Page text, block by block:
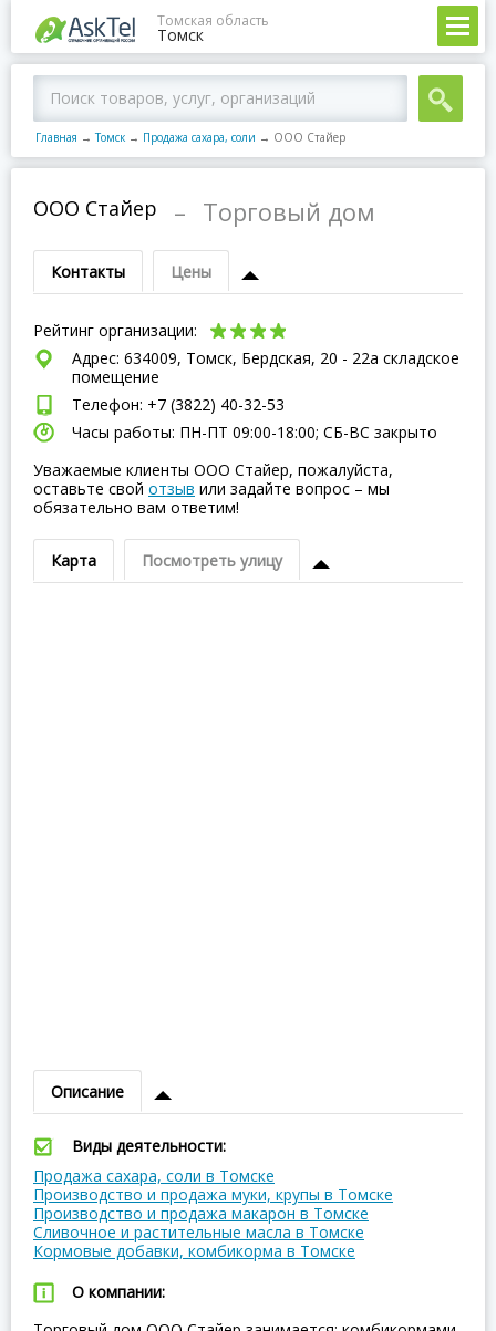
Томская область
Томск
Главная → Томск → Продажа сахара, соли → ООО Стайер
ООО Стайер – Торговый дом
Контакты Цены
Рейтинг организации:
Адрес: 634009, Томск, Бердская, 20 - 22а складское
помещение
Телефон: +7 (3822) 40-32-53
Часы работы: ПН-ПТ 09:00-18:00; СБ-ВC закрыто
Уважаемые клиенты ООО Стайер, пожалуйста,
оставьте свой отзыв или задайте вопрос – мы
обязательно вам ответим!
Карта Посмотреть улицу
Описание
Виды деятельности:
Продажа сахара, соли в Томске
Производство и продажа муки, крупы в Томске
Производство и продажа макарон в Томске
Сливочное и растительные масла в Томске
Кормовые добавки, комбикорма в Томске
О компании: